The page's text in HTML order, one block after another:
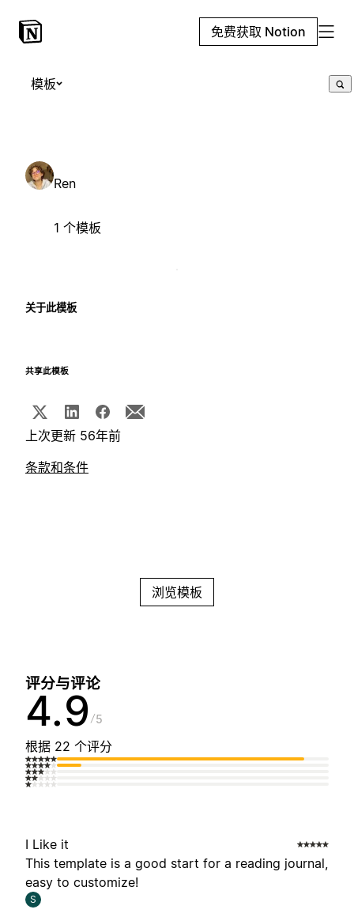
免费获取 Notion
模板
Ren
1 个模板
关于此模板
共享此模板
上次更新 56年前
条款和条件
浏览模板
评分与评论
4.9 5
根据 22 个评分
I Like it
This template is a good start for a reading journal,
easy to customize!
S